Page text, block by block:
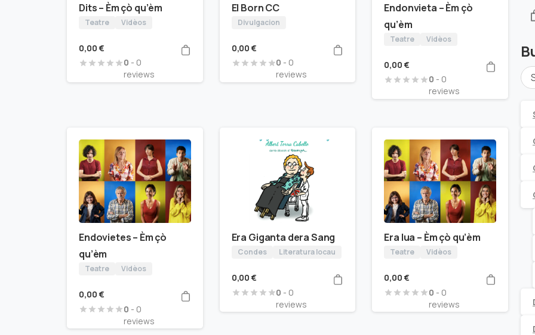
Dits – Èm çò qu’èm
Teatre Vidèos
0,00 €
0 - 0
reviews
El Born CC
Divulgacion
0,00€
0 - 0
reviews
Endonvieta – Èm çò
qu’èm
Teatre Vidèos
0,00 €
0 - 0
reviews
Endovietes – Èm çò
qu’èm
Teatre Vidèos
0,00 €
0 - 0
reviews
Era Giganta dera Sang
Condes Literatura locau
0,00€
0 - 0
reviews
Era lua – Èm çò qu’èm
Teatre Vidèos
0,00 €
0 - 0
reviews